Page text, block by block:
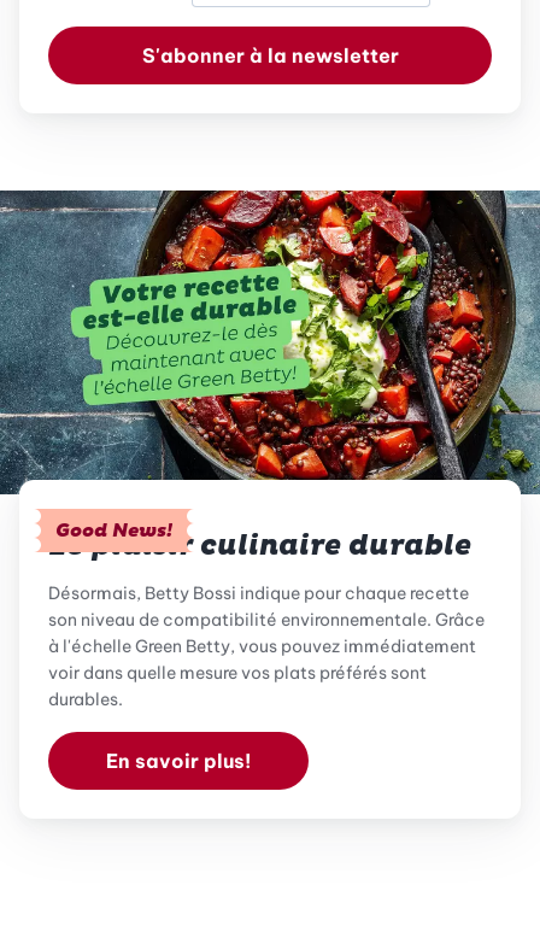
S'abonner à la newsletter
Good News!
Le plaisir culinaire durable
Désormais, Betty Bossi indique pour chaque recette
son niveau de compatibilité environnementale. Grâce
à l'échelle Green Betty, vous pouvez immédiatement
voir dans quelle mesure vos plats préférés sont
durables.
En savoir plus!